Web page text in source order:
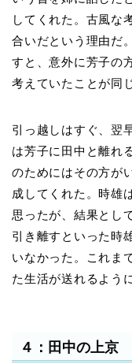
してくれた。古風な
合いだという理由だ
すと、意外に芳子の
考えていたことが同
引っ越しはすぐ、翌
は芳子に田中と離れ
のためにはその方が
成してくれた。時雄
思ったが、結果とし
引き離すといった時
いなかった。これま
た生活が送れるよう
４：田中の上京